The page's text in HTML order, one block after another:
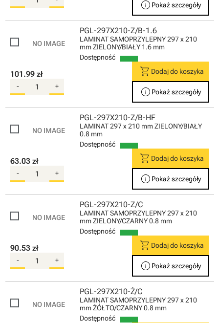
info Pokaż szczegóły
PGL-297X210-Z/B-1.6
LAMINAT SAMOPRZYLEPNY 297 x 210
mm ZIELONY/BIAŁY 1.6 mm
Dostępność
101.99 zł
- +
shopping_cart Dodaj do koszyka
info Pokaż szczegóły
PGL-297X210-Z/B-HF
LAMINAT 297 x 210 mm ZIELONY/BIAŁY
0.8 mm
Dostępność
63.03 zł
- +
shopping_cart Dodaj do koszyka
info Pokaż szczegóły
PGL-297X210-Z/C
LAMINAT SAMOPRZYLEPNY 297 x 210
mm ZIELONY/CZARNY 0.8 mm
Dostępność
90.53 zł
- +
shopping_cart Dodaj do koszyka
info Pokaż szczegóły
PGL-297X210-Ż/C
LAMINAT SAMOPRZYLEPNY 297 x 210
mm ŻÓŁTO/CZARNY 0.8 mm
Dostępność